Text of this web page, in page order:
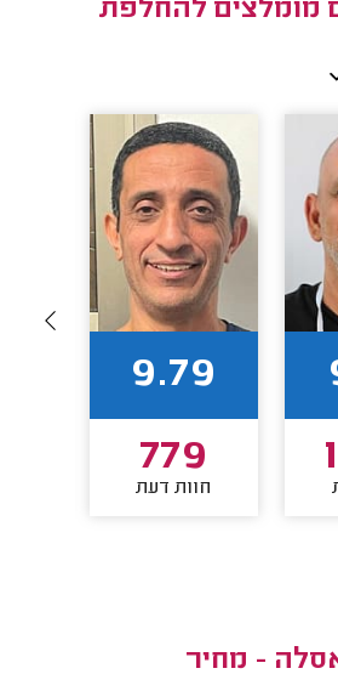
מומלצים להחלפת
9.79
779
חוות דעת
- מחיר